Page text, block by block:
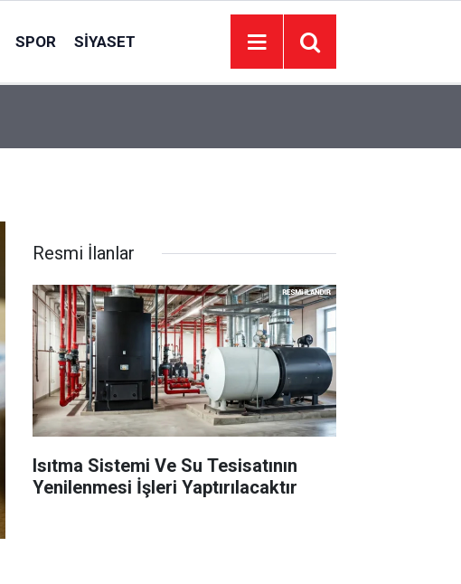
SPOR SIYASET
Resmi İlanlar
Isıtma Sistemi Ve Su Tesisatının
Yenilenmesi İşleri Yaptırılacaktır